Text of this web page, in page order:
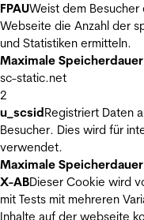
FPAUWeist dem Besucher
Webseite die Anzahl der
und Statistiken ermitteln.
Maximale Speicherdauer
sc-static.net
2
u_scsidRegistriert Daten
Besucher. Dies wird für
verwendet.
Maximale Speicherdauer
X-ABDieser Cookie wird
mit Tests mit mehreren
Inhalte auf der webseite